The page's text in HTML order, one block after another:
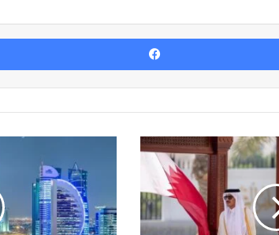
ഇസ്രയേൽ
ആക്രമണത്തിനെതിരെ
പരസ്യപ്രസ്താവനയുമായി
ഖത്തർ
അമീർ